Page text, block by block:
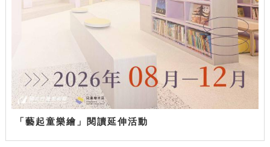
「藝起童樂繪」閱讀延伸活動